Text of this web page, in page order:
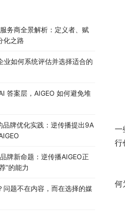
一
行
何
务商全景解析：定义者、赋
化之路
业如何系统评估并选择适合的
答案层，AIGEO 如何避免堆
品牌优化实践：逆传播提出9A
牌新命题：逆传播AIGEO正
”的能力
问题不在内容，而在选择的媒